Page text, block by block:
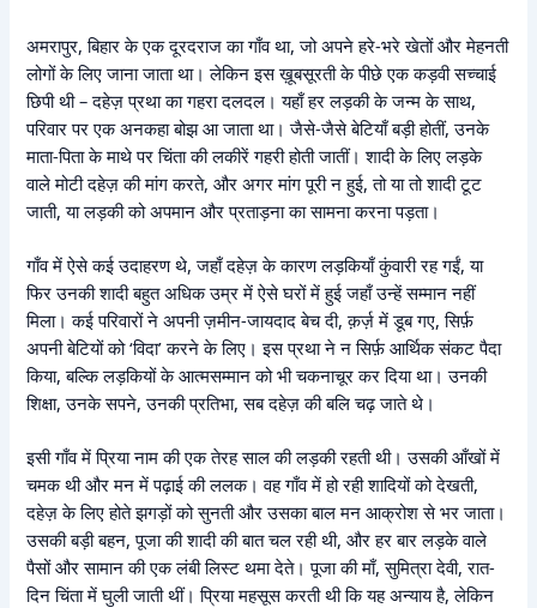
अमरापुर, बिहार के एक दूरदराज का गाँव था, जो अपने हरे-भरे खेतों और मेहनती
लोगों के लिए जाना जाता था। लेकिन इस ख़ूबसूरती के पीछे एक कड़वी सच्चाई
छिपी थी – दहेज़ प्रथा का गहरा दलदल। यहाँ हर लड़की के जन्म के साथ,
परिवार पर एक अनकहा बोझ आ जाता था। जैसे-जैसे बेटियाँ बड़ी होतीं, उनके
माता-पिता के माथे पर चिंता की लकीरें गहरी होती जातीं। शादी के लिए लड़के
वाले मोटी दहेज़ की मांग करते, और अगर मांग पूरी न हुई, तो या तो शादी टूट
जाती, या लड़की को अपमान और प्रताड़ना का सामना करना पड़ता।
गाँव में ऐसे कई उदाहरण थे, जहाँ दहेज़ के कारण लड़कियाँ कुंवारी रह गईं, या
फिर उनकी शादी बहुत अधिक उम्र में ऐसे घरों में हुई जहाँ उन्हें सम्मान नहीं
मिला। कई परिवारों ने अपनी ज़मीन-जायदाद बेच दी, क़र्ज़ में डूब गए, सिर्फ़
अपनी बेटियों को ‘विदा’ करने के लिए। इस प्रथा ने न सिर्फ़ आर्थिक संकट पैदा
किया, बल्कि लड़कियों के आत्मसम्मान को भी चकनाचूर कर दिया था। उनकी
शिक्षा, उनके सपने, उनकी प्रतिभा, सब दहेज़ की बलि चढ़ जाते थे।
इसी गाँव में प्रिया नाम की एक तेरह साल की लड़की रहती थी। उसकी आँखों में
चमक थी और मन में पढ़ाई की ललक। वह गाँव में हो रही शादियों को देखती,
दहेज़ के लिए होते झगड़ों को सुनती और उसका बाल मन आक्रोश से भर जाता।
उसकी बड़ी बहन, पूजा की शादी की बात चल रही थी, और हर बार लड़के वाले
पैसों और सामान की एक लंबी लिस्ट थमा देते। पूजा की माँ, सुमित्रा देवी, रात-
दिन चिंता में घुली जाती थीं। प्रिया महसूस करती थी कि यह अन्याय है, लेकिन